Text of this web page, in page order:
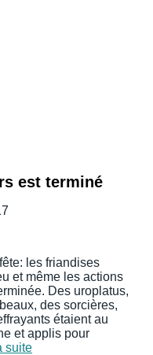
est terminé
les friandises
et même les actions
Des uroplatus,
des sorcières,
étaient au
et applis pour
suite